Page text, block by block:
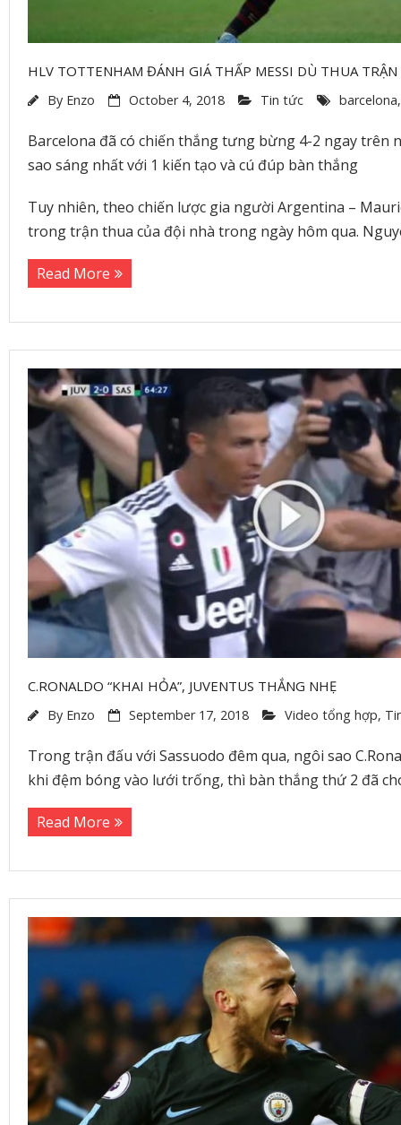
HLV TOTTENHAM ĐÁNH GIÁ THẤP MESSI DÙ THUA TRẬN
By Enzo October 4, 2018 Tin tức barcelona
Barcelona đã có chiến thắng tưng bừng 4-2 ngay trên
sao sáng nhất với 1 kiến tạo và cú đúp bàn thắng
Tuy nhiên, theo chiến lược gia người Argentina –
trong trận thua của đội nhà trong ngày hôm qua.
Read More
C.RONALDO “KHAI HỎA”, JUVENTUS THẮNG NHẸ
By Enzo September 17, 2018 Video tổng hợp,
Trong trận đấu với Sassuodo đêm qua, ngôi sao
khi đệm bóng vào lưới trống, thì bàn thắng thứ 2 đã
Read More